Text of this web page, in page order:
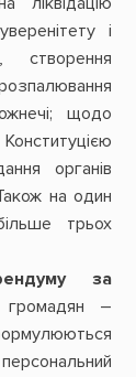
і
створення
щодо
органів
на один
трьох
за
–